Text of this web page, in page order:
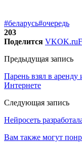
#беларусь#очередь
203
Поделится VKOK.ru
Предыдущая запись
Парень взял в аренду
Интернете
Следующая запись
Нейросеть
Вам также могут